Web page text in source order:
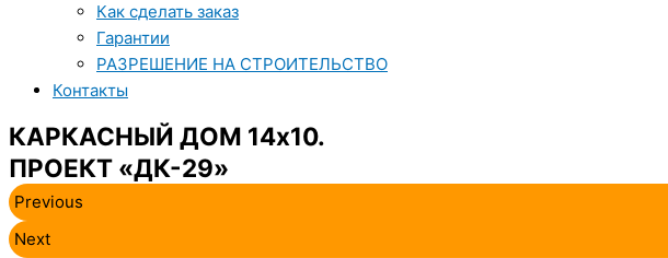
Как сделать заказ
Гарантии
РАЗРЕШЕНИЕ НА СТРОИТЕЛЬСТВО
Контакты
КАРКАСНЫЙ ДОМ 14х10.
ПРОЕКТ «ДК-29»
Previous
Next